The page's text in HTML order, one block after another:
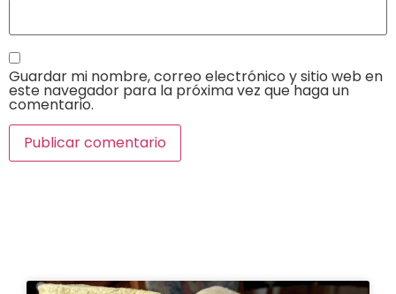
Guardar mi nombre, correo electrónico y sitio web en
este navegador para la próxima vez que haga un
comentario.